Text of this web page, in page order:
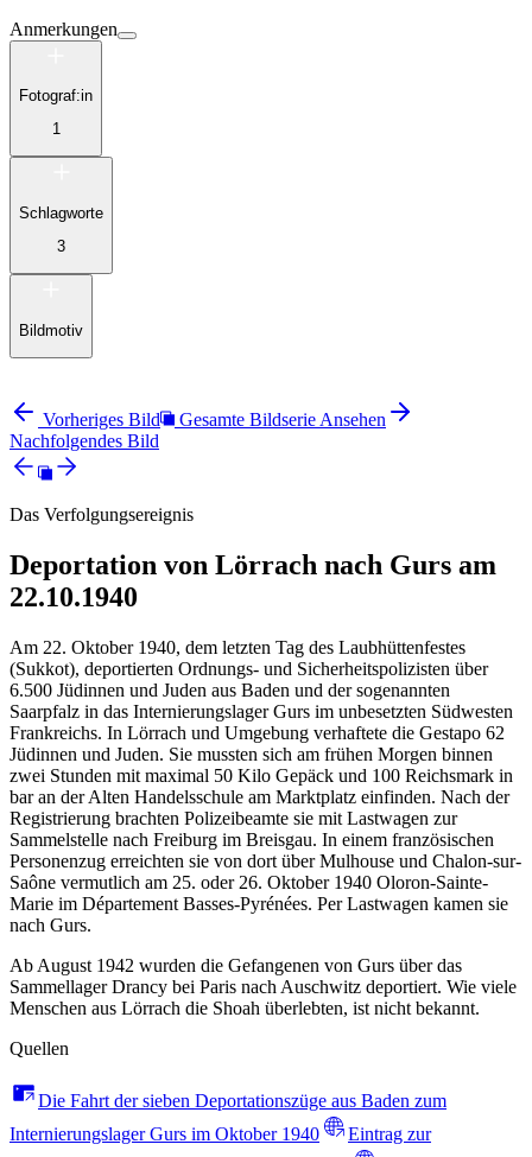
Anmerkungen
Fotograf:in
1
Schlagworte
3
Bildmotiv
Vorheriges Bild
Gesamte Bildserie Ansehen
Nachfolgendes Bild
Das Verfolgungsereignis
Deportation von Lörrach nach Gurs am
22.10.1940
Am 22. Oktober 1940, dem letzten Tag des Laubhüttenfestes
(Sukkot), deportierten Ordnungs- und Sicherheitspolizisten über
6.500 Jüdinnen und Juden aus Baden und der sogenannten
Saarpfalz in das Internierungslager Gurs im unbesetzten Südwesten
Frankreichs. In Lörrach und Umgebung verhaftete die Gestapo 62
Jüdinnen und Juden. Sie mussten sich am frühen Morgen binnen
zwei Stunden mit maximal 50 Kilo Gepäck und 100 Reichsmark in
bar an der Alten Handelsschule am Marktplatz einfinden. Nach der
Registrierung brachten Polizeibeamte sie mit Lastwagen zur
Sammelstelle nach Freiburg im Breisgau. In einem französischen
Personenzug erreichten sie von dort über Mulhouse und Chalon-sur-
Saône vermutlich am 25. oder 26. Oktober 1940 Oloron-Sainte-
Marie im Département Basses-Pyrénées. Per Lastwagen kamen sie
nach Gurs.
Ab August 1942 wurden die Gefangenen von Gurs über das
Sammellager Drancy bei Paris nach Auschwitz deportiert. Wie viele
Menschen aus Lörrach die Shoah überlebten, ist nicht bekannt.
Quellen
Die Fahrt der sieben Deportationszüge aus Baden zum
Internierungslager Gurs im Oktober 1940
Eintrag zur